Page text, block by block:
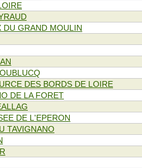
DU GRAND MOULIN
DES BORDS DE LOIRE
DE LA FORET
DE L'EPERON
TAVIGNANO